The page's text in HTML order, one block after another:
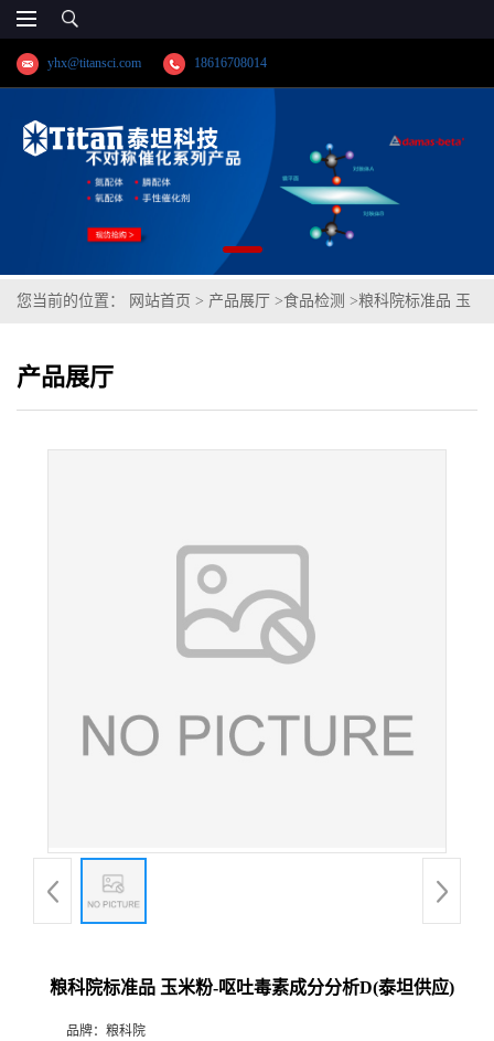
yhx@titansci.com 18616708014
您当前的位置： 网站首页 > 产品展厅 >食品检测 >粮科院标准品 玉
产品展厅
粮科院标准品 玉米粉‐呕吐毒素成分分析D(泰坦供应)
品牌： 粮科院